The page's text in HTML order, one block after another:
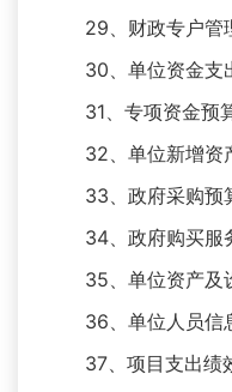
29、财政专户管
30、单位资金支
31、专项资金预
32、单位新增资
33、政府采购预
34、政府购买服
35、单位资产及
36、单位人员信
37、项目支出绩